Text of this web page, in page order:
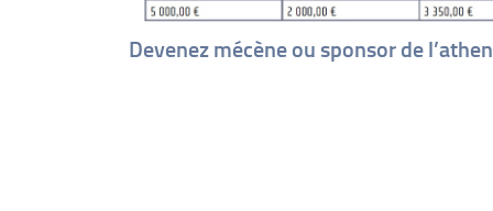
Devenez mécène ou sponsor de